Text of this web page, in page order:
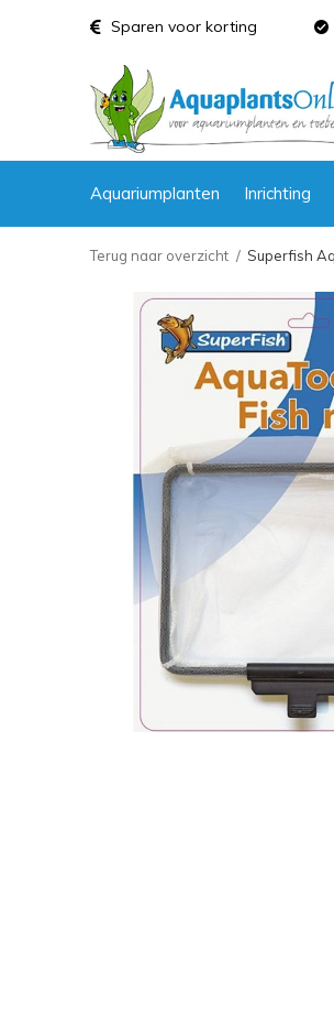
Aquariumplanten Inrichting
Sparen voor korting
Terug naar overzicht Superfish